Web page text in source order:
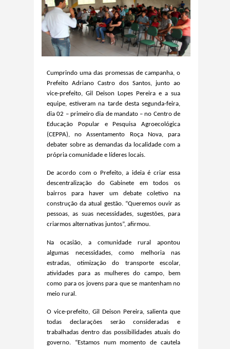
Cumprindo uma das promessas de campanha, o
Prefeito Adriano Castro dos Santos, junto ao
vice-prefeito, Gil Deison Lopes Pereira e a sua
equipe, estiveram na tarde desta segunda-feira,
dia 02 – primeiro dia de mandato – no Centro de
Educação Popular e Pesquisa Agroecológica
(CEPPA), no Assentamento Roça Nova, para
debater sobre as demandas da localidade com a
própria comunidade e líderes locais.
De acordo com o Prefeito, a ideia é criar essa
descentralização do Gabinete em todos os
bairros para haver um debate coletivo na
construção da atual gestão. “Queremos ouvir as
pessoas, as suas necessidades, sugestões, para
criarmos alternativas juntos”, afirmou.
Na ocasião, a comunidade rural apontou
algumas necessidades, como melhoria nas
estradas, otimização do transporte escolar,
atividades para as mulheres do campo, bem
como para os jovens para que se mantenham no
meio rural.
O vice-prefeito, Gil Deison Pereira, salienta que
todas declarações serão consideradas e
trabalhadas dentro das possibilidades atuais do
governo. “Estamos num momento de cautela